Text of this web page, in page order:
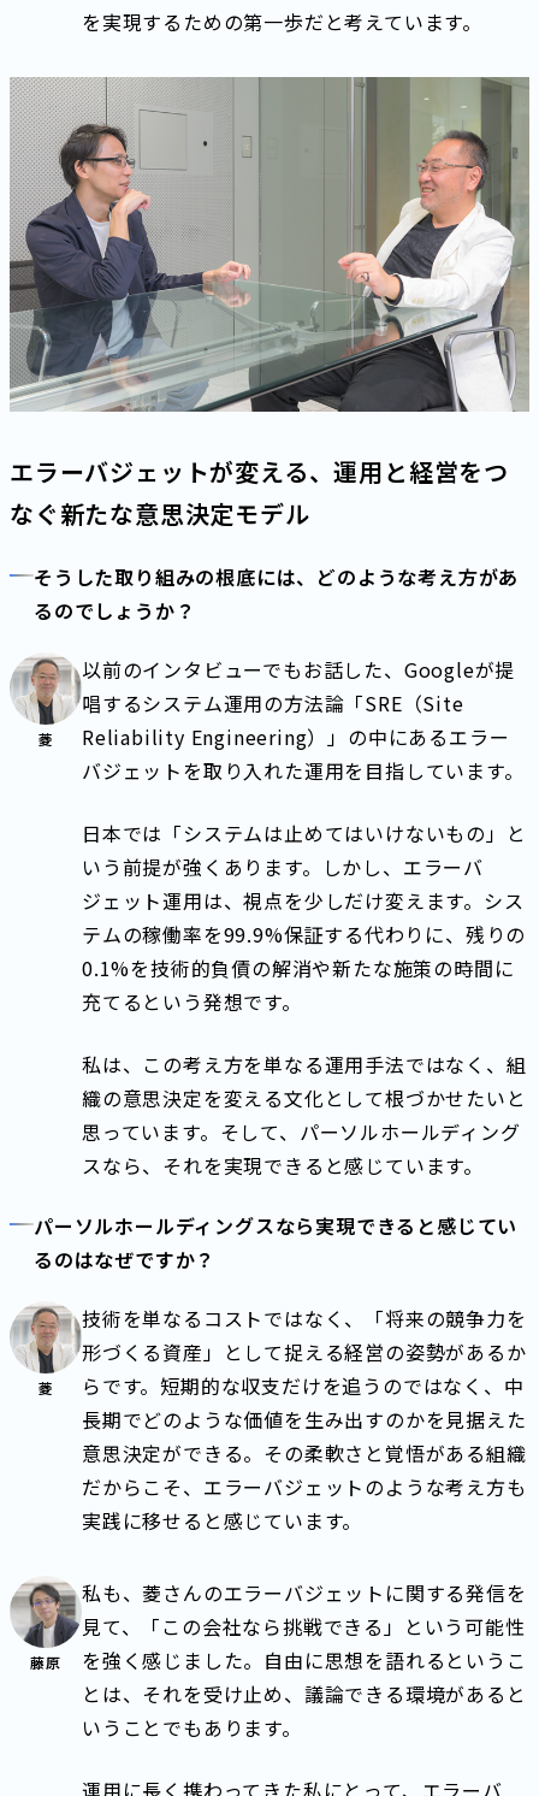
を実現するための第一歩だと考えています。
エラーバジェットが変える、運用と経営をつ
なぐ新たな意思決定モデル
そうした取り組みの根底には、どのような考え方があ
るのでしょうか？
菱
以前のインタビューでもお話した、Googleが提
唱するシステム運用の方法論「SRE（Site
Reliability Engineering）」の中にあるエラー
バジェットを取り入れた運用を目指しています。
日本では「システムは止めてはいけないもの」と
いう前提が強くあります。しかし、エラーバ
ジェット運用は、視点を少しだけ変えます。シス
テムの稼働率を99.9%保証する代わりに、残りの
0.1%を技術的負債の解消や新たな施策の時間に
充てるという発想です。
私は、この考え方を単なる運用手法ではなく、組
織の意思決定を変える文化として根づかせたいと
思っています。そして、パーソルホールディング
スなら、それを実現できると感じています。
パーソルホールディングスなら実現できると感じてい
るのはなぜですか？
菱
技術を単なるコストではなく、「将来の競争力を
形づくる資産」として捉える経営の姿勢があるか
らです。短期的な収支だけを追うのではなく、中
長期でどのような価値を生み出すのかを見据えた
意思決定ができる。その柔軟さと覚悟がある組織
だからこそ、エラーバジェットのような考え方も
実践に移せると感じています。
藤原
私も、菱さんのエラーバジェットに関する発信を
見て、「この会社なら挑戦できる」という可能性
を強く感じました。自由に思想を語れるというこ
とは、それを受け止め、議論できる環境があると
いうことでもあります。
運用に長く携わってきた私にとって、エラーバ